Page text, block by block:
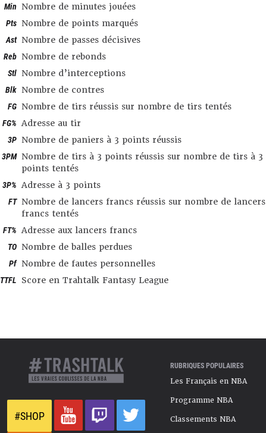
Min Nombre de minutes jouées
Pts Nombre de points marqués
Ast Nombre de passes décisives
Reb Nombre de rebonds
Stl Nombre d’interceptions
Blk Nombre de contres
FG Nombre de tirs réussis sur nombre de tirs tentés
FG% Adresse au tir
3P Nombre de paniers à 3 points réussis
3PM Nombre de tirs à 3 points réussis sur nombre de tirs à 3
points tentés
3P% Adresse à 3 points
FT Nombre de lancers francs réussis sur nombre de lancers
francs tentés
FT% Adresse aux lancers francs
TO Nombre de balles perdues
Pf Nombre de fautes personnelles
TTFL Score en Trahtalk Fantasy League
#SHOP
RUBRIQUES POPULAIRES
Les Français en NBA
Programme NBA
Classements NBA